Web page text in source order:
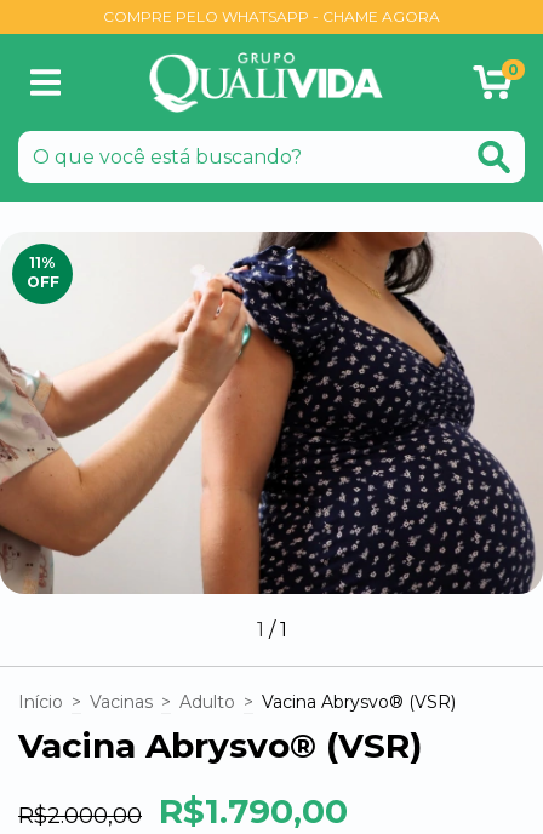
COMPRE PELO WHATSAPP - CHAME AGORA
0
11%
OFF
1 /1
Início > Vacinas > Adulto > Vacina Abrysvo® (VSR)
Vacina Abrysvo® (VSR)
R$2.000,00 R$1.790,00